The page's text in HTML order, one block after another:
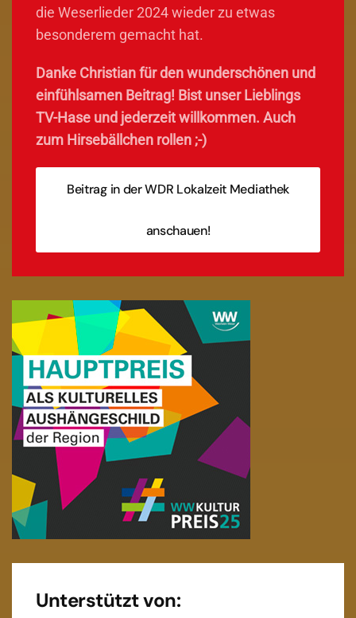
die Weserlieder 2024 wieder zu etwas
besonderem gemacht hat.
Danke Christian für den wunderschönen und
einfühlsamen Beitrag! Bist unser Lieblings
TV-Hase und jederzeit willkommen. Auch
zum Hirsebällchen rollen ;-)
Beitrag in der WDR Lokalzeit Mediathek
anschauen!
Unterstützt von: